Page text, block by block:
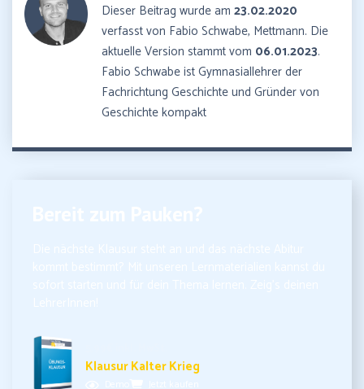
Dieser Beitrag wurde am 23.02.2020
verfasst von Fabio Schwabe, Mettmann. Die
aktuelle Version stammt vom 06.01.2023.
Fabio Schwabe ist Gymnasiallehrer der
Fachrichtung Geschichte und Gründer von
Geschichte kompakt
Klausur Kalter Krieg